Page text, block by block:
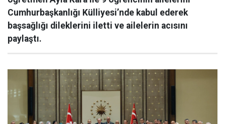
Cumhurbaşkanlığı Külliyesi’nde kabul ederek
başsağlığı dileklerini iletti ve ailelerin acısını
paylaştı.